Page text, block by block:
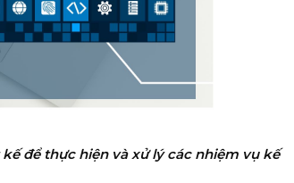
để thực hiện và xử lý các nhiệm vụ kế